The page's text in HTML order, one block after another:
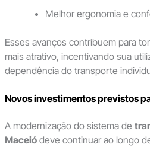
Melhor ergonomia e
Esses avanços contribuem para
mais atrativo, incentivando sua
dependência do transporte
Novos investimentos previstos
A modernização do sistema de
Maceiódeve continuar ao longo